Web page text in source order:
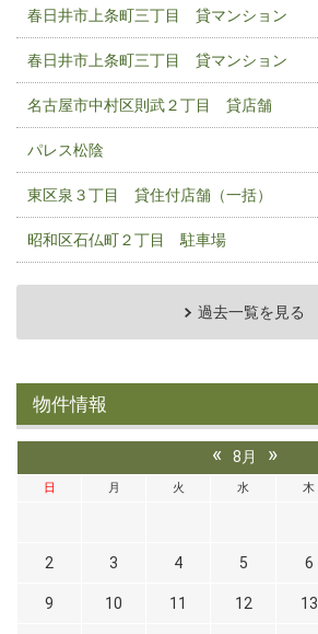
春日井市上条町三丁目 貸マンション
春日井市上条町三丁目 貸マンション
名古屋市中村区則武２丁目 貸店舗
パレス松陰
東区泉３丁目 貸住付店舗（一括）
昭和区石仏町２丁目 駐車場
過去一覧を見る
物件情報
« 8月 »
日 月 火 水 木
2 3 4 5 6
9 10 11 12 13